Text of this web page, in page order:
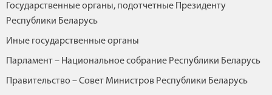
Государственные органы, подотчетные Президенту
Республики Беларусь
Иные государственные органы
Парламент – Национальное собрание Республики Беларусь
Правительство – Совет Министров Республики Беларусь